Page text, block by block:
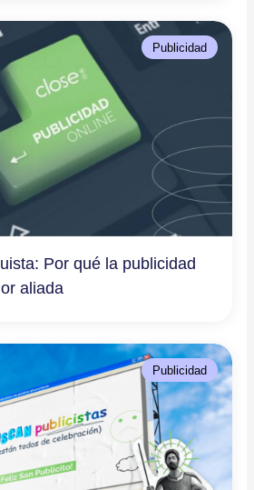
Publicidad
Por qué la publicidad
aliada
Publicidad